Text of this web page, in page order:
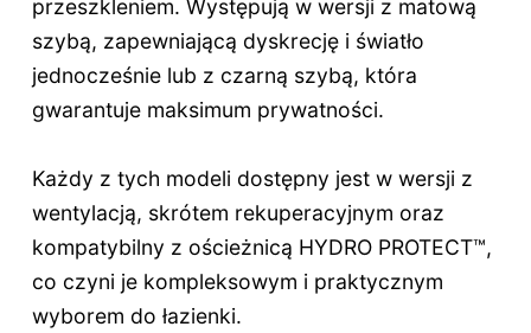
przeszkleniem. Występują w wersji z matową
szybą, zapewniającą dyskrecję i światło
jednocześnie lub z czarną szybą, która
gwarantuje maksimum prywatności.
Każdy z tych modeli dostępny jest w wersji z
wentylacją, skrótem rekuperacyjnym oraz
kompatybilny z ościeżnicą HYDRO PROTECT™,
co czyni je kompleksowym i praktycznym
wyborem do łazienki.